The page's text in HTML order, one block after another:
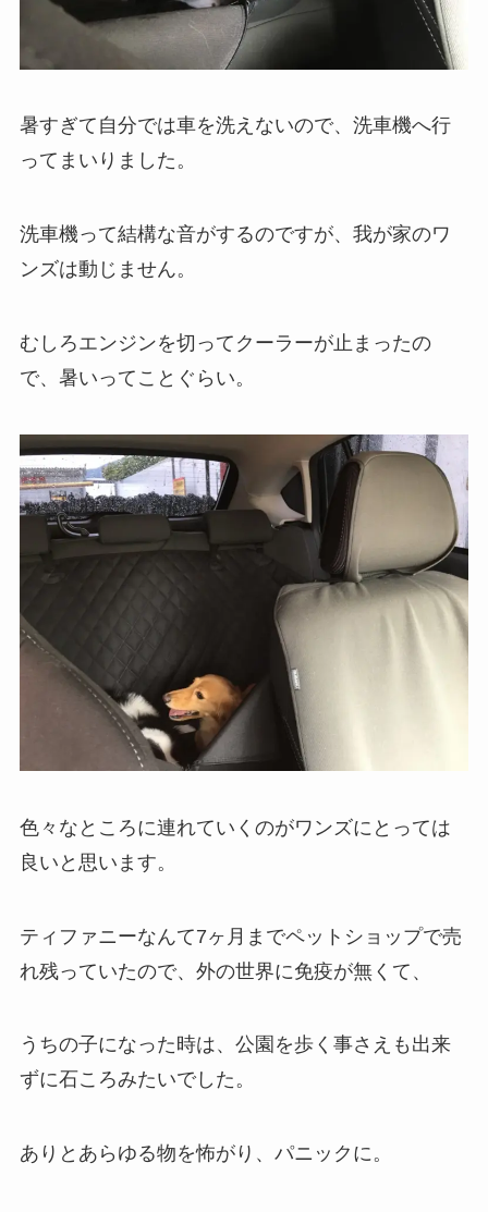
暑すぎて自分では車を洗えないので、洗車機へ行
ってまいりました。
洗車機って結構な音がするのですが、我が家のワ
ンズは動じません。
むしろエンジンを切ってクーラーが止まったの
で、暑いってことぐらい。
色々なところに連れていくのがワンズにとっては
良いと思います。
ティファニーなんて7ヶ月までペットショップで売
れ残っていたので、外の世界に免疫が無くて、
うちの子になった時は、公園を歩く事さえも出来
ずに石ころみたいでした。
ありとあらゆる物を怖がり、パニックに。